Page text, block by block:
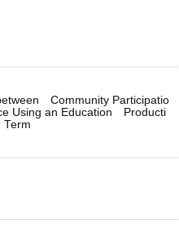
Community Participatio
Using an Education Producti
Term